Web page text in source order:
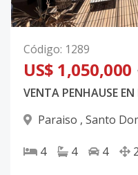
Código: 1289
US$ 1,050,000
VENTA PENHAUSE
Paraiso , Santo
4 4 4